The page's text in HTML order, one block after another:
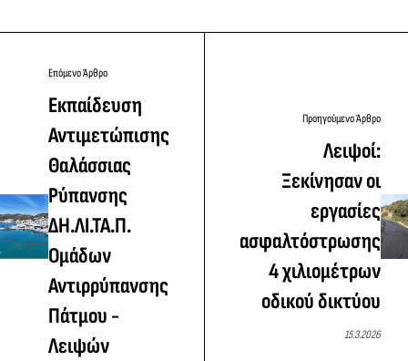
Επόμενο Άρθρο
Εκπαίδευση
Αντιμετώπισης
Θαλάσσιας
Ρύπανσης
ΔΗ.ΛΙ.ΤΑ.Π.
Ομάδων
Αντιρρύπανσης
Πάτμου -
Λειψών
Προηγούμενο Άρθρο
Λειψοί:
Ξεκίνησαν οι
εργασίες
ασφαλτόστρωσης
4 χιλιομέτρων
οδικού δικτύου
15.3.2026